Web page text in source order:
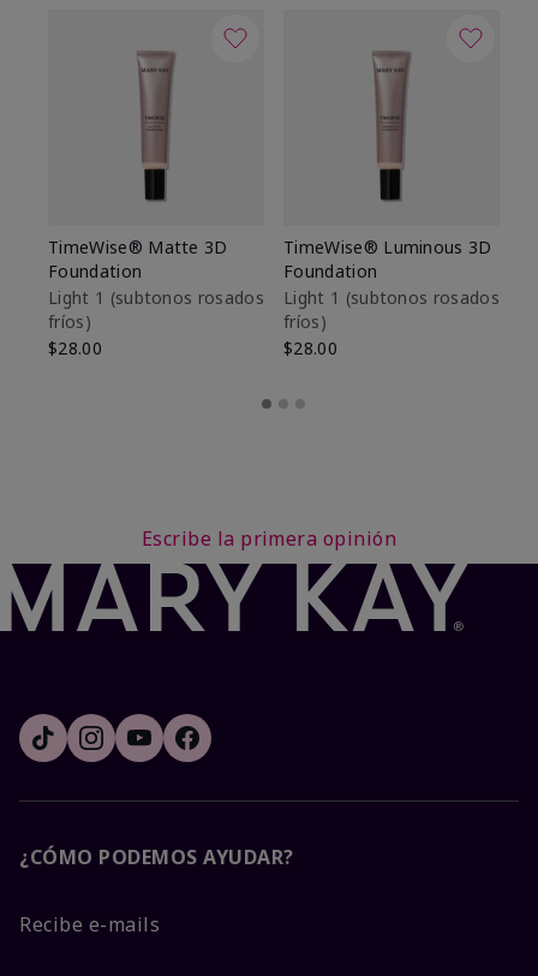
TimeWise® Matte 3D
Foundation
Light 1​ (subtonos rosados
fríos)
$28.00
TimeWise® Luminous 3D
Foundation
Light 1​ (subtonos rosados
fríos)
$28.00
Escribe la primera opinión
¿CÓMO PODEMOS AYUDAR?
Recibe e-mails